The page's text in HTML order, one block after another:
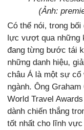
(Ảnh:
Có thể nói, trong
lực vượt qua những
đang từng bước tái
những danh hiệu,
châu Á là một sự
ngành. Ông
World Travel
dành chiến thắng
tốt nhất cho lĩnh